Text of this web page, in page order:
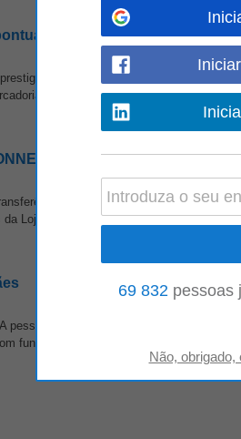
até 14-08-2026)
empresa, situada em Braga
• Auxiliar manuseamento da
- 20H (M/F)
/ devolução de mercadoria,
Loja. O TEU PERFIL • Conhecimentos
selecionada irá apoiar as
funcionamento do armazém. Principais
69 832 pessoas